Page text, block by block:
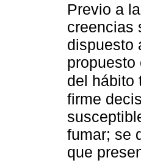
Previo a
creencias
dispuesto
propuesto
del hábito
firme
fumar; se
que